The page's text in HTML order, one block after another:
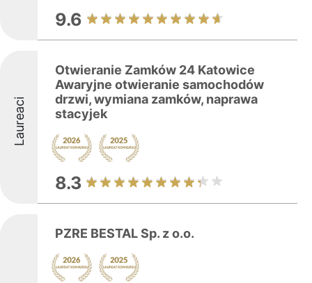
9.6
Laureaci
Otwieranie Zamków 24 Katowice
Awaryjne otwieranie samochodów
drzwi, wymiana zamków, naprawa
stacyjek
8.3
PZRE BESTAL Sp. z o.o.